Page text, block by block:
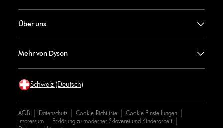
Über uns
Mehr von Dyson
Schweiz (Deutsch)
AGB Datenschutz Cookie-Richtlinie
Cookie Einstellungen
Impressum
Erklärung zu moderner Sklaverei und Kinderarbeit